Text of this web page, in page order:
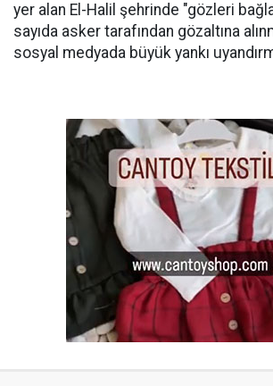
yer alan El-Halil şehrinde "gözleri
sayıda asker tarafından gözaltına
sosyal medyada büyük yankı